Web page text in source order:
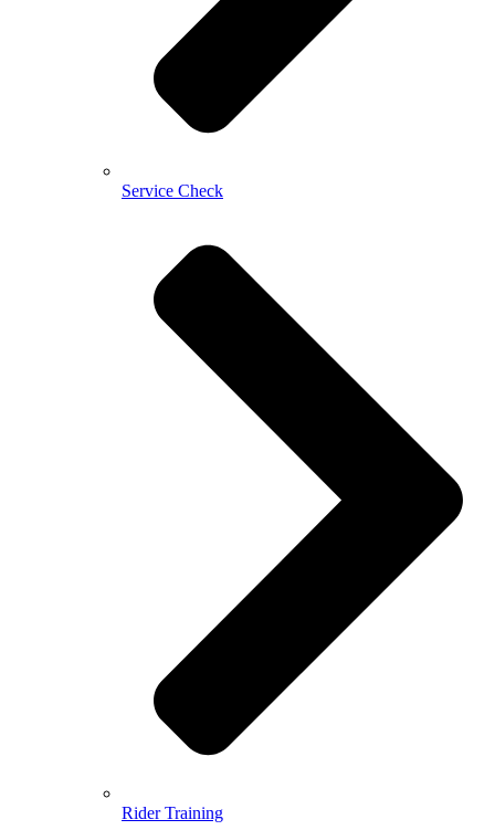
Service Check
Rider Training